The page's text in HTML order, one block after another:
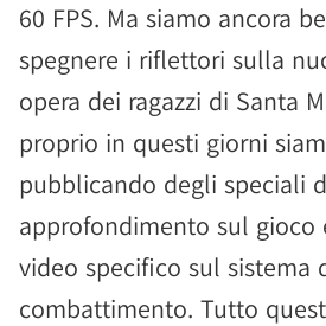
60 FPS. Ma siamo ancora
spegnere i riflettori sulla
opera dei ragazzi di Santa
proprio in questi giorni
pubblicando degli speciali
approfondimento sul gioco
video specifico sul sistema
combattimento. Tutto